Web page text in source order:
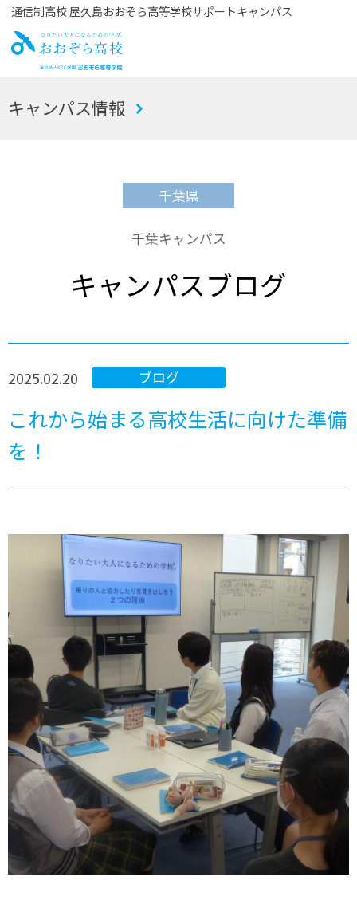
通信制高校 屋久島おおぞら高等学校サポートキャンパス
お
キャンパス情報
千葉県
千葉キャンパス
キャンパスブログ
ブログ
2025.02.20
これから始まる高校生活に向けた準備
を！